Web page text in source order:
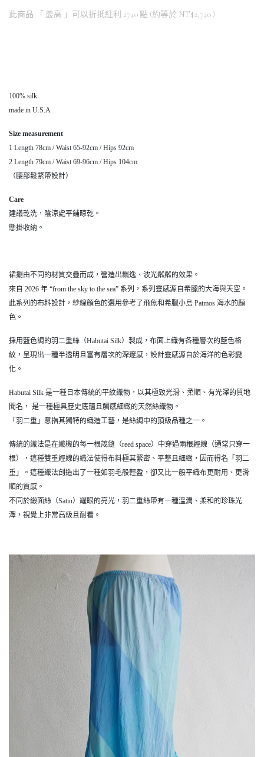
此商品 「 最高 」可以折抵紅利 2740 點 (約等於 NT$2,740 )
100% silk
made in U.S.A
Size measurement
1 Length 78cm / Waist 65-92cm / Hips 92cm
2 Length 79cm / Waist 69-96cm / Hips 104cm
（腰部鬆緊帶設計）
Care
建議乾洗，陰涼處平鋪晾乾。
懸掛收納。
裙擺由不同的材質交疊而成，營造出飄逸、波光粼粼的效果。
來自 2026 年 “from the sky to the sea” 系列，系列靈感源自希臘的大海與天空。
此系列的布料設計，紗線顏色的選用參考了飛魚和希臘小島 Patmos 海水的顏
色。
採用藍色調的羽二重絲（Habutai Silk）製成，布面上織有各種層次的藍色格
紋，呈現出一種半透明且富有層次的深邃感，設計靈感源自於海洋的色彩變
化。
Habutai Silk 是一種日本傳統的平紋織物，以其極致光滑、柔順、有光澤的質地
聞名， 是一種極具歷史底蘊且觸感細緻的天然絲織物。
「羽二重」意指其獨特的織造工藝，是絲綢中的頂級品種之一。
傳統的織法是在織機的每一根筬縫（reed space）中穿過兩根經線（通常只穿一
根），這種雙重經線的織法使得布料極其緊密、平整且細緻，因而得名「羽二
重」。這種織法創造出了一種如羽毛般輕盈，卻又比一般平織布更耐用、更滑
順的質感。
不同於緞面絲（Satin）耀眼的亮光，羽二重絲帶有一種溫潤、柔和的珍珠光
澤，視覺上非常高級且耐看。